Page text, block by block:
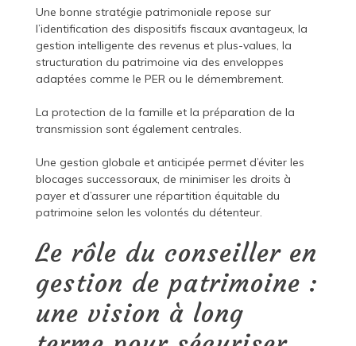
Une bonne stratégie patrimoniale repose sur
l’identification des dispositifs fiscaux avantageux, la
gestion intelligente des revenus et plus-values, la
structuration du patrimoine via des enveloppes
adaptées comme le PER ou le démembrement.
La protection de la famille et la préparation de la
transmission sont également centrales.
Une gestion globale et anticipée permet d’éviter les
blocages successoraux, de minimiser les droits à
payer et d’assurer une répartition équitable du
patrimoine selon les volontés du détenteur.
Le rôle du conseiller en
gestion de patrimoine :
une vision à long